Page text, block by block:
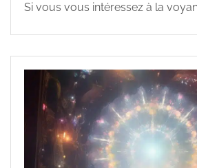
Si vous vous intéressez à la